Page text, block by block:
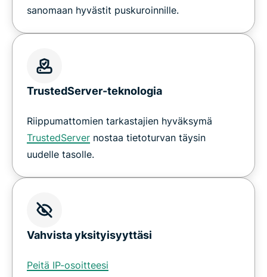
sanomaan hyvästit puskuroinnille.
TrustedServer-teknologia
Riippumattomien tarkastajien hyväksymä
TrustedServer nostaa tietoturvan täysin
uudelle tasolle.
Vahvista yksityisyyttäsi
Peitä IP-osoitteesi